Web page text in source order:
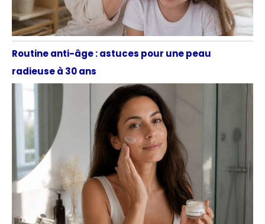
Routine anti-âge : astuces pour une peau
radieuse à 30 ans